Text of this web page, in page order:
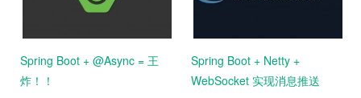
Spring Boot + @Async = 王
炸！！
Spring Boot + Netty +
WebSocket 实现消息推送